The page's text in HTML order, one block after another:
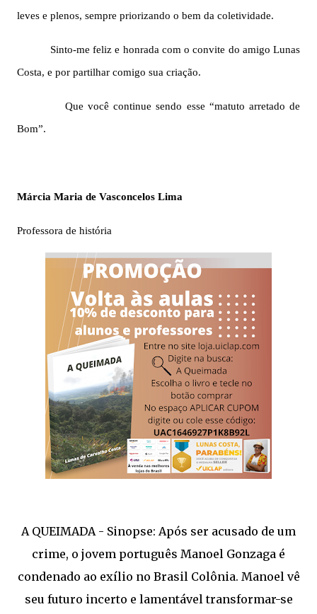
leves e plenos, sempre priorizando o bem da coletividade.
Sinto-me feliz e honrada com o convite do amigo Lunas
Costa, e por partilhar comigo sua criação.
Que você continue sendo esse “matuto arretado de
Bom”.
Márcia Maria de Vasconcelos Lima
Professora de história
A QUEIMADA - Sinopse: Após ser acusado de um
crime, o jovem português Manoel Gonzaga é
condenado ao exílio no Brasil Colônia. Manoel vê
seu futuro incerto e lamentável transformar-se